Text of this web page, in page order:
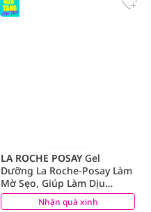
Nhận quà xinh
LA ROCHE POSAYGel
Dưỡng La Roche-Posay Làm
Mờ Sẹo, Giúp Làm Dịu
Cicaplast B5 40ml
(13)